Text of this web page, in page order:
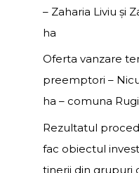
– Zaharia Liviu și
ha
Oferta vanzare
preemptori –
ha – comuna
Rezultatul
fac obiectul
tinerii din grupuri